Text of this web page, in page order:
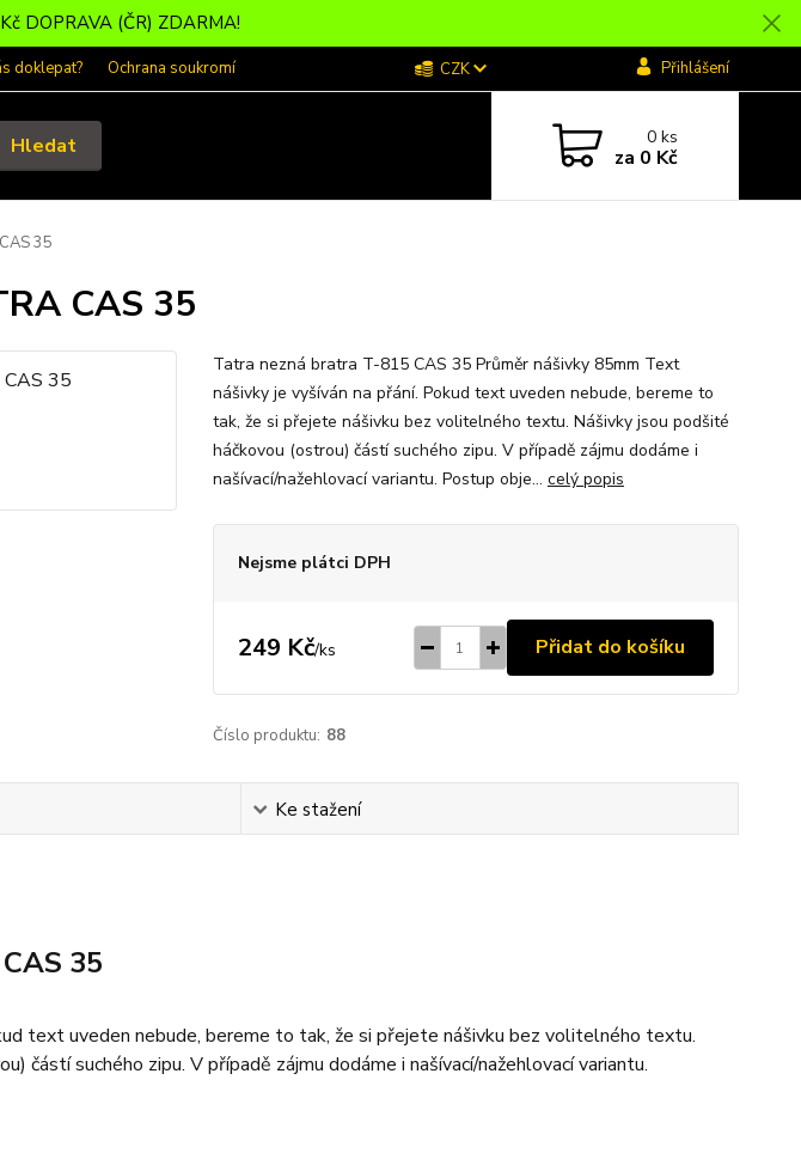
DOPRAVA (ČR) ZDARMA!
doklepat? Ochrana soukromí CZK Přihlášení
Hledat 0ks
za 0 Kč
35
CAS 35
Tatra nezná bratra T-815 CAS 35 Průměr nášivky 85mm Text
nášivky je vyšíván na přání. Pokud text uveden nebude, bereme to
tak, že si přejete nášivku bez volitelného textu. Nášivky jsou podšité
háčkovou (ostrou) částí suchého zipu. V případě zájmu dodáme i
našívací/nažehlovací variantu. Postup obje... celý popis
Nejsme plátci DPH
249 Kč/ks Přidat do košíku
Číslo produktu: 88
Ke stažení
35
text uveden nebude, bereme to tak, že si přejete nášivku bez volitelného textu.
částí suchého zipu. V případě zájmu dodáme i našívací/nažehlovací variantu.